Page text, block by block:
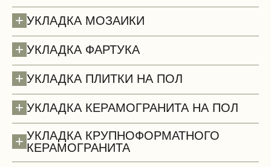
+ УКЛАДКА МОЗАИКИ
+ УКЛАДКА ФАРТУКА
+ УКЛАДКА ПЛИТКИ НА ПОЛ
+ УКЛАДКА КЕРАМОГРАНИТА НА ПОЛ
+ УКЛАДКА КРУПНОФОРМАТНОГО
КЕРАМОГРАНИТА